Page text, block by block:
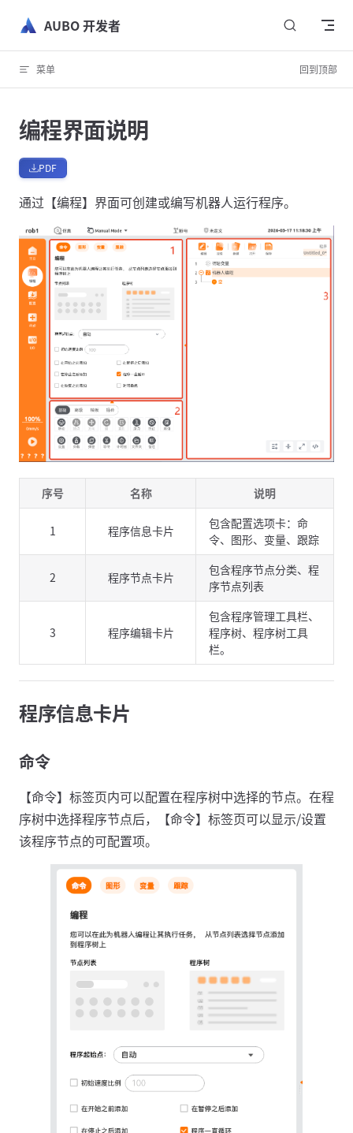
跳转到内容
AUBO 开发者
菜单 回到顶部
编程界面说明
PDF
通过【编程】界面可创建或编写机器人运行程序。
序号 名称 说明
1 程序信息卡片
包含配置选项卡：命
令、图形、变量、跟踪
2 程序节点卡片
包含程序节点分类、程
序节点列表
3 程序编辑卡片
包含程序管理工具栏、
程序树、程序树工具
栏。
程序信息卡片
命令
【命令】标签页内可以配置在程序树中选择的节点。在程
序树中选择程序节点后，【命令】标签页可以显示/设置
该程序节点的可配置项。